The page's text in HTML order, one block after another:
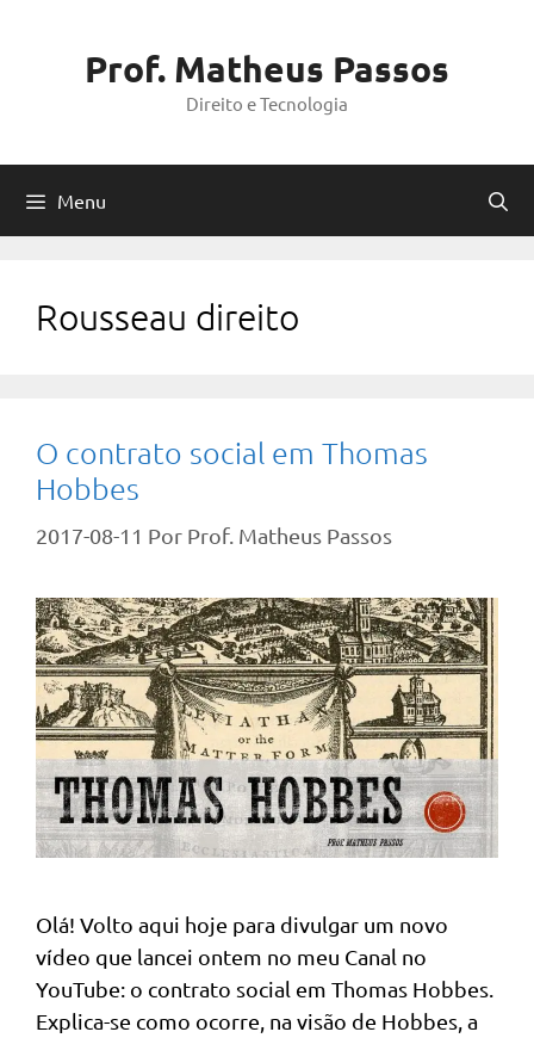
Prof. Matheus Passos
Direito e Tecnologia
Menu
Rousseau direito
O contrato social em Thomas
Hobbes
2017-08-11 Por Prof. Matheus Passos
Olá! Volto aqui hoje para divulgar um novo
vídeo que lancei ontem no meu Canal no
YouTube: o contrato social em Thomas Hobbes.
Explica-se como ocorre, na visão de Hobbes, a